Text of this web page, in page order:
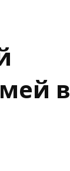
в